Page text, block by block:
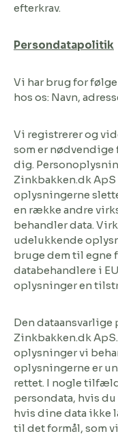
efterkrav.
Persondatapolitik
Vi har brug for
hos os: Navn,
Vi registrerer og
som er nødvendige
dig.
Zinkbakken.dk ApS
oplysningerne
en række andre
behandler data.
udelukkende
bruge dem til egne
databehandlere i
oplysninger en
Den dataansvarlige
Zinkbakken.dk
oplysninger vi
oplysningerne er
rettet. I nogle
persondata, hvis
hvis dine data ikke
til det formål, som